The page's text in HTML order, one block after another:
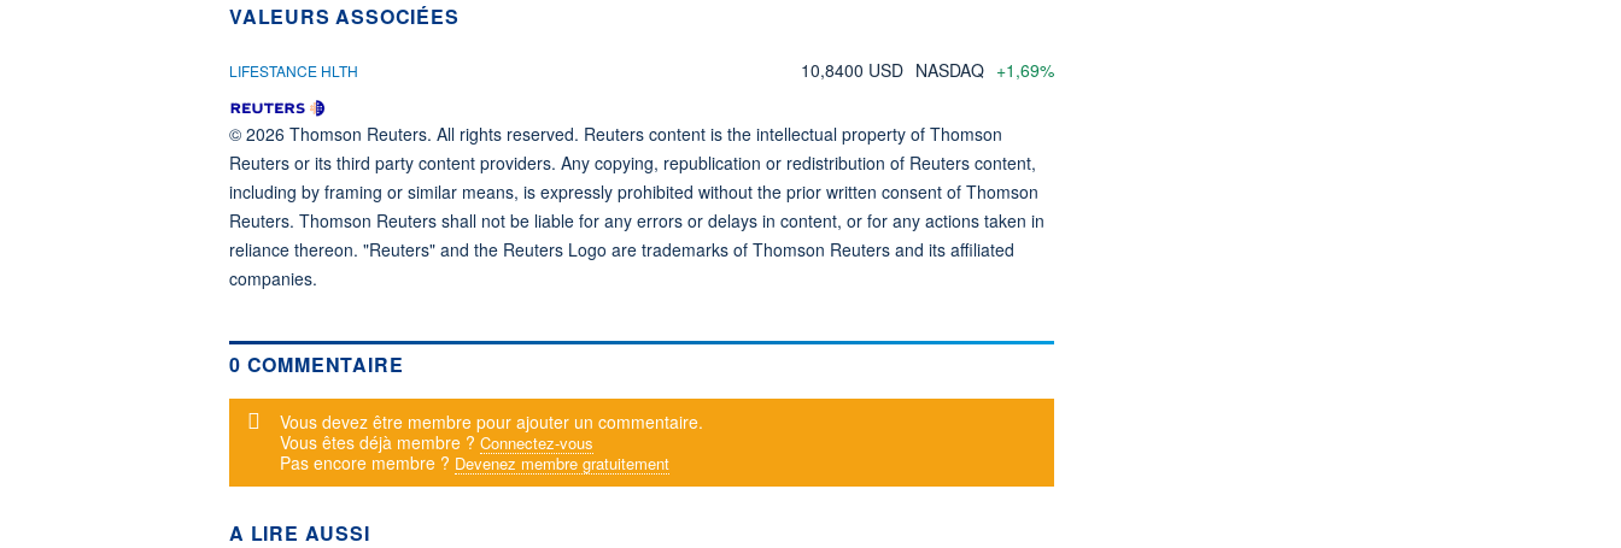
VALEURS ASSOCIÉES
LIFESTANCE HLTH 10,8400 USD NASDAQ +1,69%
© 2026 Thomson Reuters. All rights reserved. Reuters content is the intellectual property of Thomson
Reuters or its third party content providers. Any copying, republication or redistribution of Reuters content,
including by framing or similar means, is expressly prohibited without the prior written consent of Thomson
Reuters. Thomson Reuters shall not be liable for any errors or delays in content, or for any actions taken in
reliance thereon. "Reuters" and the Reuters Logo are trademarks of Thomson Reuters and its affiliated
companies.
0 COMMENTAIRE
Message d'alerte
Vous devez être membre pour ajouter un commentaire.
Vous êtes déjà membre ? Connectez-vous
Pas encore membre ? Devenez membre gratuitement
A LIRE AUSSI